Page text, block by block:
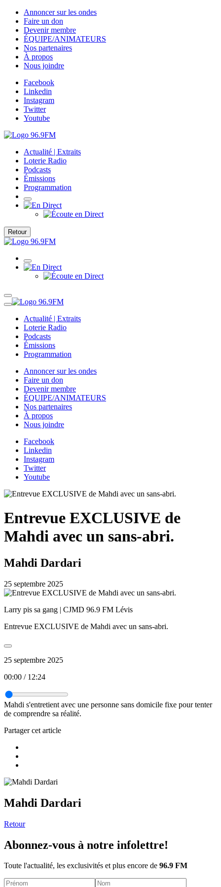
Annoncer sur les ondes
Faire un don
Devenir membre
ÉQUIPE/ANIMATEURS
Nos partenaires
À propos
Nous joindre
Facebook
Linkedin
Instagram
Twitter
Youtube
Actualité | Extraits
Loterie Radio
Podcasts
Émissions
Programmation
Retour
Actualité | Extraits
Loterie Radio
Podcasts
Émissions
Programmation
Annoncer sur les ondes
Faire un don
Devenir membre
ÉQUIPE/ANIMATEURS
Nos partenaires
À propos
Nous joindre
Facebook
Linkedin
Instagram
Twitter
Youtube
Entrevue EXCLUSIVE de
Mahdi avec un sans-abri.
Mahdi Dardari
25 septembre 2025
Larry pis sa gang | CJMD 96.9 FM Lévis
Entrevue EXCLUSIVE de Mahdi avec un sans-abri.
25 septembre 2025
00:00 / 12:24
Mahdi s'entretient avec une personne sans domicile fixe pour tenter
de comprendre sa réalité.
Partager cet article
Mahdi Dardari
Retour
Abonnez-vous à notre infolettre!
Toute l'actualité, les exclusivités et plus encore de 96.9 FM